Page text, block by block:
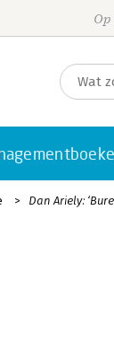
Dan Ariely: